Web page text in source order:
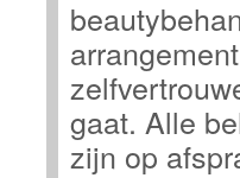
gaat. Alle
zijn op